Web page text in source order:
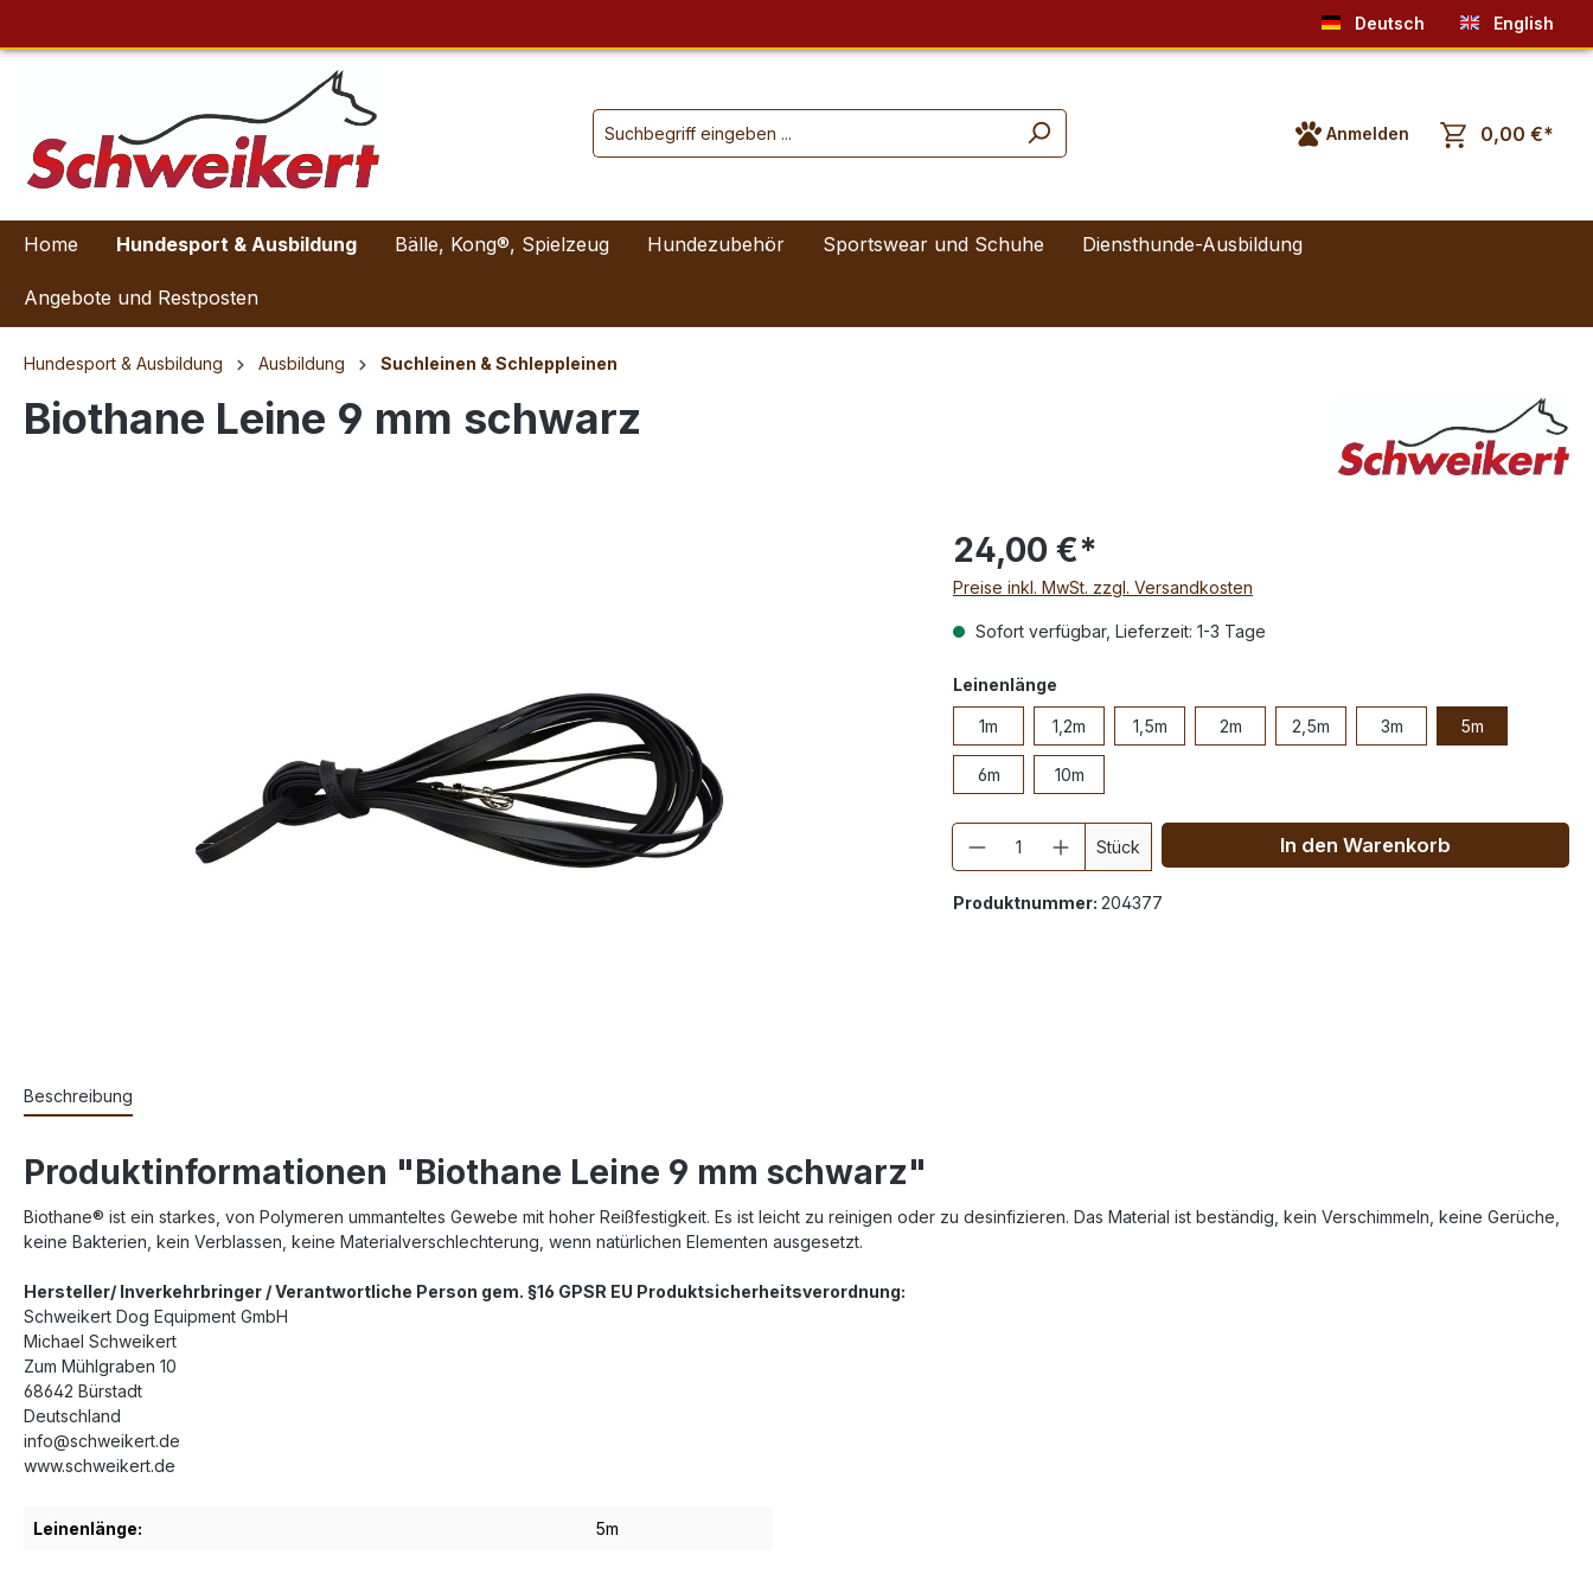
Deutsch English
Anmelden 0,00 €*
Home Hundesport & Ausbildung Bälle, Kong®, Spielzeug Hundezubehör Sportswear und Schuhe Diensthunde-Ausbildung
Angebote und Restposten
Hundesport & Ausbildung Ausbildung Suchleinen & Schleppleinen
Biothane Leine 9 mm schwarz
24,00 €*
Preise inkl. MwSt. zzgl. Versandkosten
Sofort verfügbar, Lieferzeit: 1-3 Tage
Leinenlänge
1m 1,2m 1,5m 2m 2,5m 3m 5m
6m 10m
Anzahl
Stück In den Warenkorb
Produktnummer: 204377
Beschreibung
Produktinformationen "Biothane Leine 9 mm schwarz"
Biothane® ist ein starkes, von Polymeren ummanteltes Gewebe mit hoher Reißfestigkeit. Es ist leicht zu reinigen oder zu desinfizieren. Das Material ist beständig, kein Verschimmeln, keine Gerüche,
keine Bakterien, kein Verblassen, keine Materialverschlechterung, wenn natürlichen Elementen ausgesetzt.
Hersteller/ Inverkehrbringer / Verantwortliche Person gem. §16 GPSR EU Produktsicherheitsverordnung:
Schweikert Dog Equipment GmbH
Michael Schweikert
Zum Mühlgraben 10
68642 Bürstadt
Deutschland
info@schweikert.de
www.schweikert.de
Leinenlänge: 5m